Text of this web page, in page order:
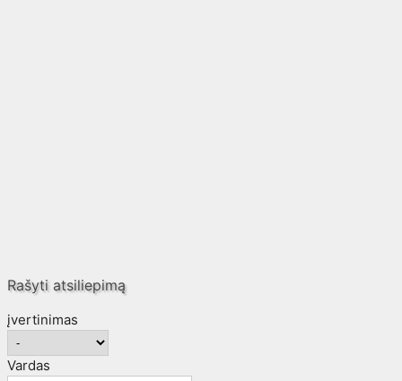
Rašyti atsiliepimą
įvertinimas
Vardas